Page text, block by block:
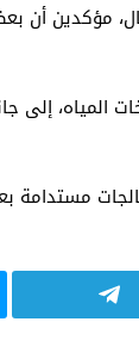
مؤكدين أن
إلى
مستدامة